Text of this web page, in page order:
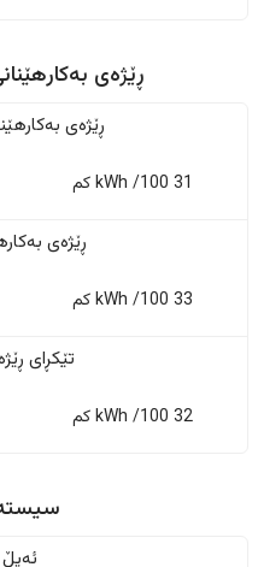
ڕێژەی
ڕێژەى
31 kWh /100 کم
ڕێژەى
33 kWh /100 کم
تێکڕای
32 kWh /100 کم